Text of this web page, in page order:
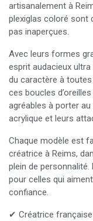
artisanalement à
plexiglas coloré sont
pas inaperçues.
Avec leurs formes
esprit audacieux
du caractère à
ces boucles
agréables à porter
acrylique et leurs
Chaque modèle est
créatrice à Reims,
plein de
pour celles qui
confiance.
✔ Créatrice